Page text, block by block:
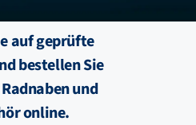
auf geprüfte
bestellen Sie
und
online.